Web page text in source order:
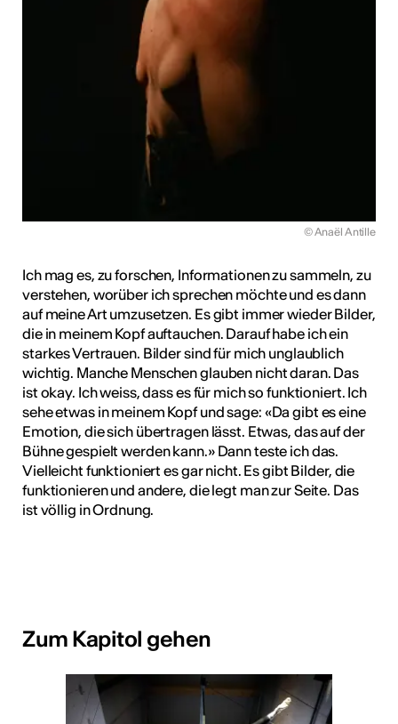
© Anaël Antille
Ich mag es, zu forschen, Informationen zu sammeln, zu
verstehen, worüber ich sprechen möchte und es dann
auf meine Art umzusetzen. Es gibt immer wieder Bilder,
die in meinem Kopf auftauchen. Darauf habe ich ein
starkes Vertrauen. Bilder sind für mich unglaublich
wichtig. Manche Menschen glauben nicht daran. Das
ist okay. Ich weiss, dass es für mich so funktioniert. Ich
sehe etwas in meinem Kopf und sage: «Da gibt es eine
Emotion, die sich übertragen lässt. Etwas, das auf der
Bühne gespielt werden kann.» Dann teste ich das.
Vielleicht funktioniert es gar nicht. Es gibt Bilder, die
funktionieren und andere, die legt man zur Seite. Das
ist völlig in Ordnung.
Zum Kapitol gehen